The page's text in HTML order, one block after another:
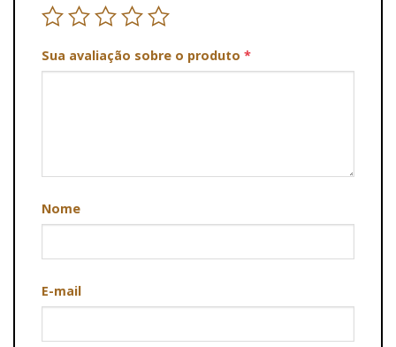
Sua avaliação sobre o produto *
Nome
E-mail